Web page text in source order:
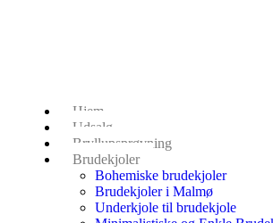
Hjem
Udsalg
Bryllupsprøvning
Brudekjoler
Bohemiske brudekjoler
Brudekjoler i Malmø
Underkjole til brudekjole